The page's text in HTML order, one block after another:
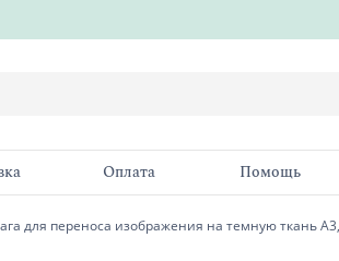
Оплата Помощь
для переноса изображения на темную ткань